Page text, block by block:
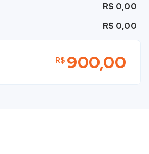
R$ 0,00
R$ 0,00
R$ 900,00